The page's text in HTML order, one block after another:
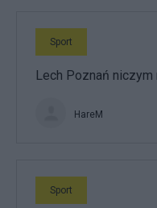
Sport
Lech Poznań niczym
HareM
Sport